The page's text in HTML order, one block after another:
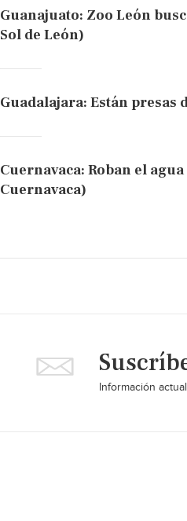
Guanajuato: Zoo León
Sol de León)
Guadalajara: Están presas
Cuernavaca: Roban el
Cuernavaca)
Información